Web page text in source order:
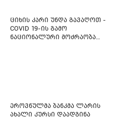
ციხის კარი უნდა გავაღოთ -
COVID 19-ის გამო
ნაციონალური მოძრაობა
ეროვნულმა ბანკმა ლარის
ახალი კურსი დაადგინა